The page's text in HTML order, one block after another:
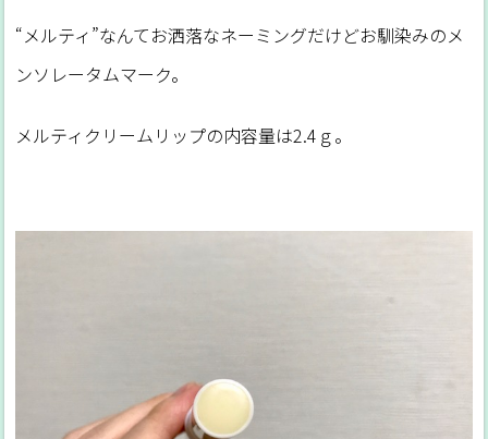
“メルティ”なんてお洒落なネーミングだけどお馴染みのメ
ンソレータムマーク。
メルティクリームリップの内容量は2.4ｇ。